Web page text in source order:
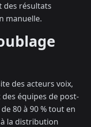
des résultats
manuelle.
des acteurs voix,
équipes de post-
80 à 90 % tout en
la distribution